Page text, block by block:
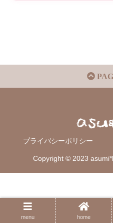
プライバシーポリシー
Copyright © 2023
menu home